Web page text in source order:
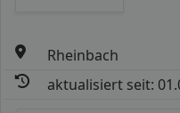
Rheinbach
aktualisiert seit: